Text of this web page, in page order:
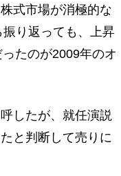
式市場が消極的な
り返っても、上昇
たのが2009年のオ
したが、就任演説
と判断して売りに